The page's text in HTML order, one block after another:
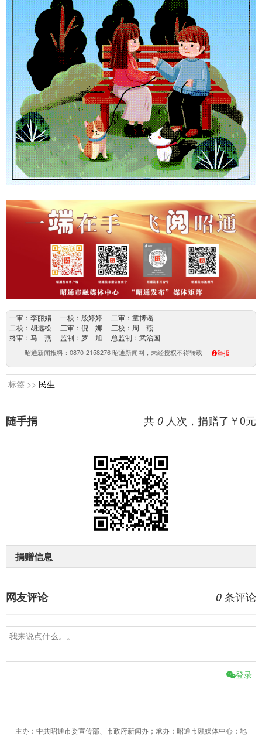
一审：李丽娟 一校：殷婷婷 二审：童博谣
二校：胡远松 三审：倪 娜 三校：周 燕
终审：马 燕 监制：罗 旭 总监制：武治国
昭通新闻报料：0870-2158276 昭通新闻网，未经授权不得转载 举报
标签 >> 民生
共 0 人次，捐赠了￥0元
随手捐
捐赠信息
0 条评论
网友评论
登录
主办：中共昭通市委宣传部、市政府新闻办；承办：昭通市融媒体中心；地